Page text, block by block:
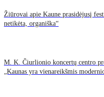
Žiūrovai apie Kaune prasidėjusį
netikėta, organiška“
M. K. Čiurlionio koncertų centro
„Kaunas yra vienareikšmis